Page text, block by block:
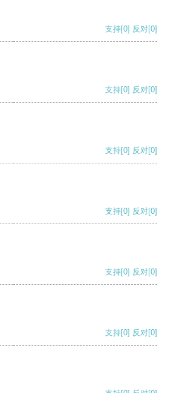
支持[0] 反对[0]
支持[0] 反对[0]
支持[0] 反对[0]
支持[0] 反对[0]
支持[0] 反对[0]
支持[0] 反对[0]